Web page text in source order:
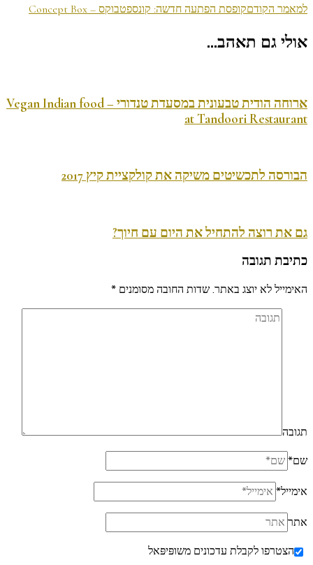
ניווט
בפוסטים
למאמר הקודםקופסת הפתעה חדשה: קונספטבוקס – Concept Box
אולי גם תאהב...
ארוחה הודית טבעונית במסעדת טנדורי – Vegan Indian food
at Tandoori Restaurant
הבורסה לתכשיטים משיקה את קולקציית קיץ 2017
גם את רוצה להתחיל את היום עם חיוך?
כתיבת תגובה
האימייל לא יוצג באתר.שדות החובה מסומנים *
תגובה
שם*
אימייל*
אתר
הצטרפו לקבלת עדכונים משופּיפּאל